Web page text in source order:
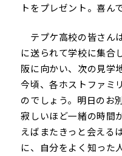
トをプレゼント。喜ん
テプケ高校の皆さん
に送られて学校に集合
阪に向かい、次の見学
今頃、各ホストファミ
のでしょう。明日のお
寂しいほど一緒の時間
えばまたきっと会える
に、自分をよく知った